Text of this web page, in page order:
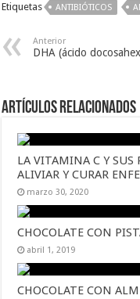
Etiquetas ANTIBIÓTICOS
Anterior
DHA (ácido
Artículos Relacionados
LA VITAMINA C Y SUS
ALIVIAR Y CURAR
marzo 30, 2020
CHOCOLATE CON
abril 1, 2019
CHOCOLATE CON